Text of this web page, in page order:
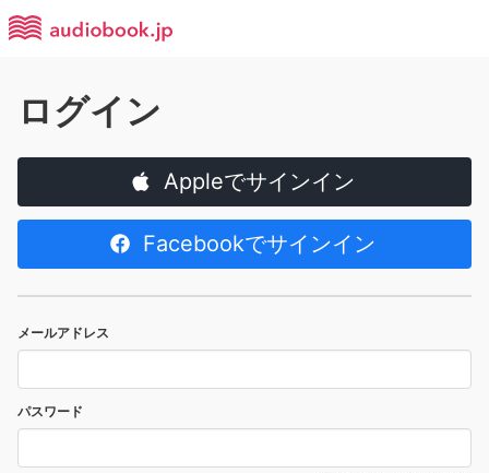
ログイン
Appleでサインイン
Facebookでサインイン
メールアドレス
パスワード